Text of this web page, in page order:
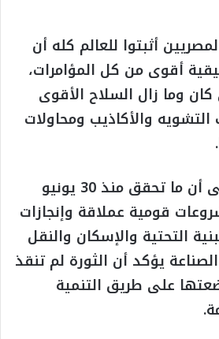
أثبتوا للعالم كله أن
أقوى من كل المؤامرات،
وما زال السلاح الأقوى
والأكاذيب ومحاولات
وشددت الجبهة على أن ما تحقق منذ 30 يونيو
قومية عملاقة وإنجازات
التحتية والإسكان والنقل
يؤكد أن الثورة لم تنقذ
على طريق التنمية